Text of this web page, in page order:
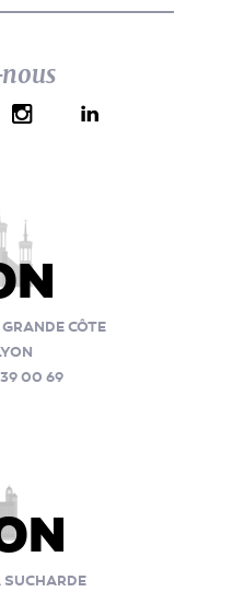
CÔTE
00 69
SUCHARDE